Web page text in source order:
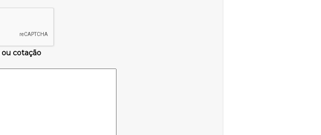
cotação